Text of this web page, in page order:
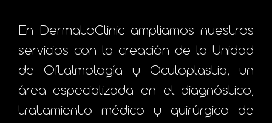
En DermatoClinic ampliamos nuestros
servicios con la creación de la Unidad
de Oftalmología y Oculoplastia, un
área especializada en el diagnóstico,
tratamiento médico y quirúrgico de